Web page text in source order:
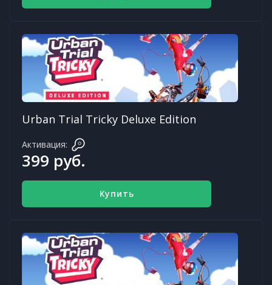
Urban Trial Tricky Deluxe Edition
Активация:
399 руб.
Купить